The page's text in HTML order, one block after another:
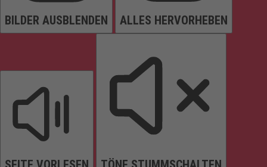
BILDER AUSBLENDEN ALLES HERVORHEBEN